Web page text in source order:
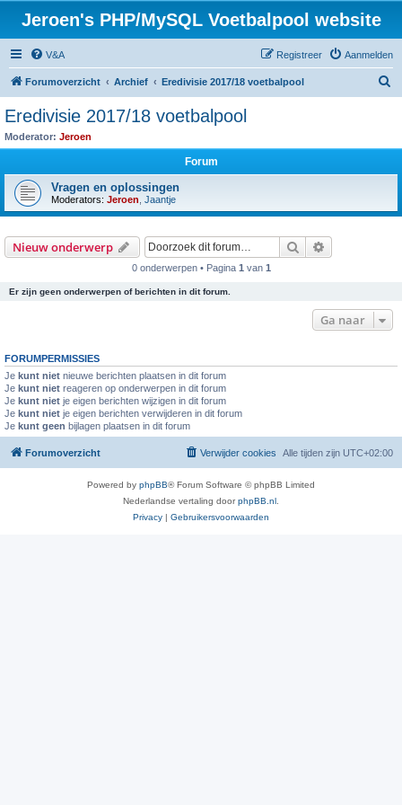
Jeroen's PHP/MySQL Voetbalpool website
V&A Aanmelden
Registreer
Forumoverzicht Archief Eredivisie 2017/18 voetbalpool
Eredivisie 2017/18 voetbalpool
Moderator: Jeroen
Forum
Vragen en oplossingen
Moderators: Jeroen Jaantje
Nieuw onderwerp Zoek
0 onderwerpen • Pagina 1 van 1
Er zijn geen onderwerpen of berichten in dit forum.
Ga naar
FORUMPERMISSIES
Je kunt niet nieuwe berichten plaatsen in dit forum
Je kunt niet reageren op onderwerpen in dit forum
Je kunt niet je eigen berichten wijzigen in dit forum
Je kunt niet je eigen berichten verwijderen in dit forum
Je kunt geen bijlagen plaatsen in dit forum
Forumoverzicht Alle tijden zijn UTC+02:00
Verwijder cookies
Powered by phpBB® Forum Software © phpBB Limited
Nederlandse vertaling doorphpBB.nl
Privacy | Gebruikersvoorwaarden